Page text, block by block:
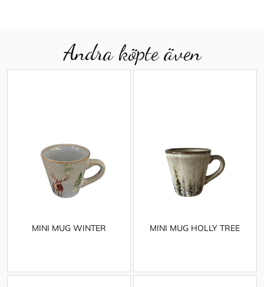
Andra köpte även
MINI MUG WINTER MINI MUG HOLLY TREE